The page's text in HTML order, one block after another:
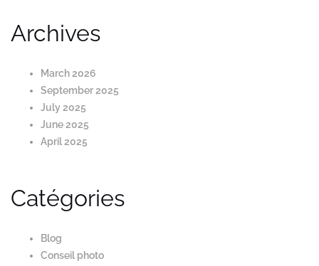
Archives
March 2026
September 2025
July 2025
June 2025
April 2025
Catégories
Blog
Conseil photo